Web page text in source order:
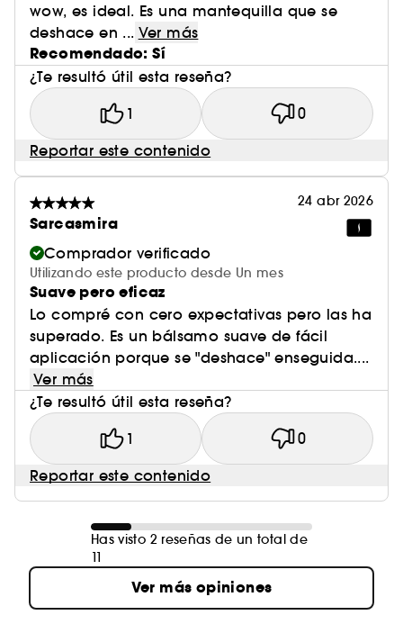
wow, es ideal. Es una mantequilla que se
deshace en ... Ver más
Recomendado: Sí
¿Te resultó útil esta reseña?
1 0
Reportar este contenido
24 abr 2026
Sarcasmira
Comprador verificado
Utilizando este producto desde Un mes
Suave pero eficaz
Lo compré con cero expectativas pero las ha
superado. Es un bálsamo suave de fácil
aplicación porque se "deshace" enseguida....
Ver más
¿Te resultó útil esta reseña?
1 0
Reportar este contenido
Has visto 2 reseñas de un total de
11
Ver más opiniones